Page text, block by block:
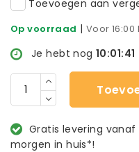
Toevoegen aan
Op voorraad | Voor
Je hebt nog 10:01:41
Gratis levering vanaf
morgen in huis*!